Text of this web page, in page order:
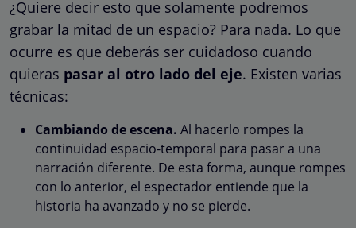
¿Quiere decir esto que solamente podremos
grabar la mitad de un espacio? Para nada. Lo que
ocurre es que deberás ser cuidadoso cuando
quieras pasar al otro lado del eje. Existen varias
técnicas:
Cambiando de escena. Al hacerlo rompes la
continuidad espacio-temporal para pasar a una
narración diferente. De esta forma, aunque rompes
con lo anterior, el espectador entiende que la
historia ha avanzado y no se pierde.